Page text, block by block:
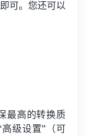
可。您还可以
最高的转换质
级设置”（可